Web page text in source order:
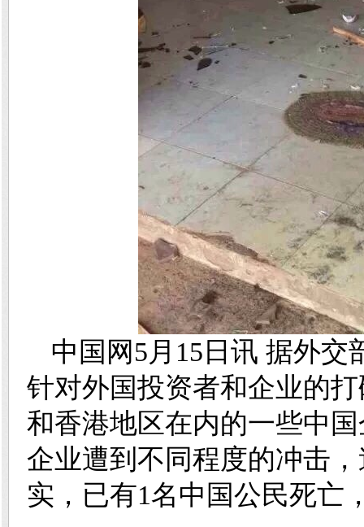
中国网5月15日讯 据外
针对外国投资者和企业的
和香港地区在内的一些中
企业遭到不同程度的冲击
实，已有1名中国公民死亡